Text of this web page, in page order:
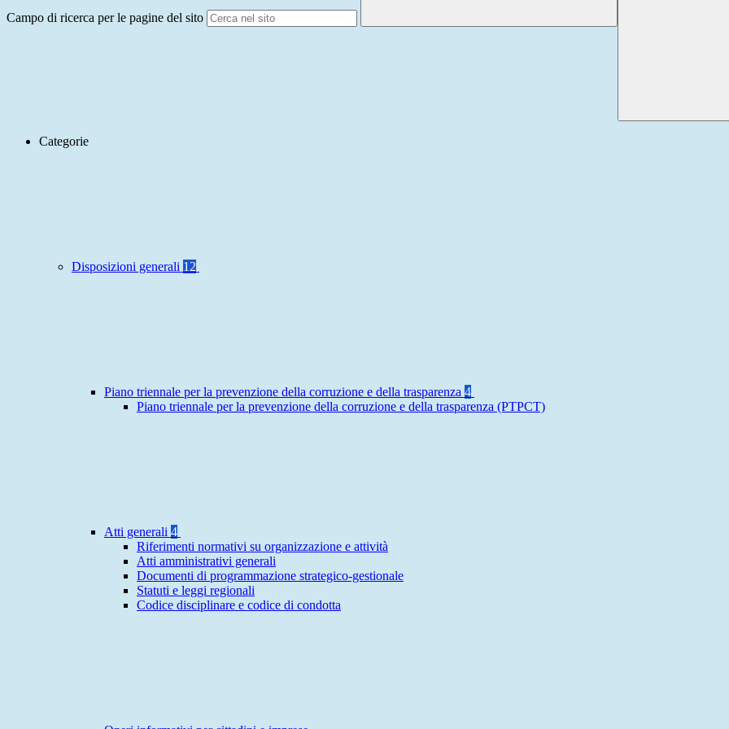
Campo di ricerca per le pagine del sito
Categorie
Disposizioni generali 12
Piano triennale per la prevenzione della corruzione e della trasparenza 4
Piano triennale per la prevenzione della corruzione e della trasparenza (PTPCT)
Atti generali 4
Riferimenti normativi su organizzazione e attività
Atti amministrativi generali
Documenti di programmazione strategico-gestionale
Statuti e leggi regionali
Codice disciplinare e codice di condotta